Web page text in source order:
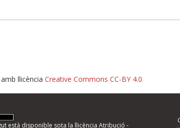
d'errors
llicència Creative Commons CC-BY 4.0
està disponible sota la llicència Atribució -